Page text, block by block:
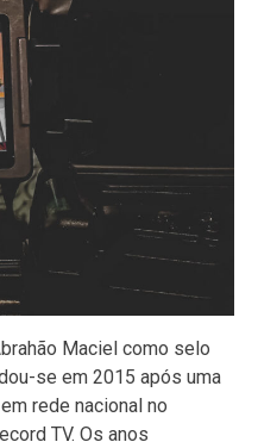
Maciel como selo
se em 2015 após uma
rede nacional no
TV. Os anos